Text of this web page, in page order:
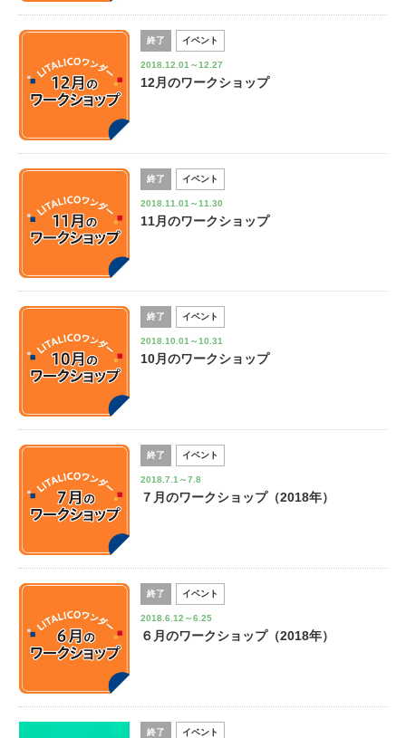
終了 イベント
2018.12.01～12.27
12月のワークショップ
終了 イベント
2018.11.01～11.30
11月のワークショップ
終了 イベント
2018.10.01～10.31
10月のワークショップ
終了 イベント
2018.7.1～7.8
７月のワークショップ（2018年）
終了 イベント
2018.6.12～6.25
６月のワークショップ（2018年）
終了 イベント